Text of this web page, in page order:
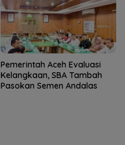
Pemerintah Aceh Evaluasi
Kelangkaan, SBA Tambah
Pasokan Semen Andalas